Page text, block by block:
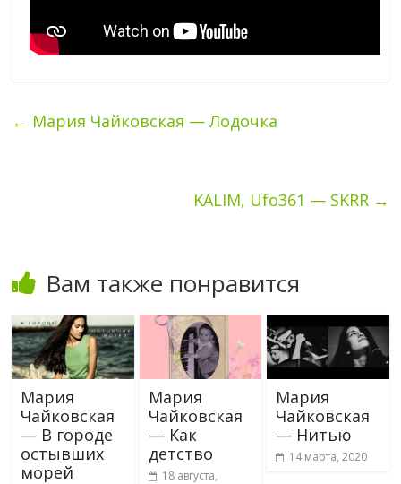
← Мария Чайковская — Лодочка
KALIM, Ufo361 — SKRR →
Вам также понравится
Мария
Чайковская
— В городе
остывших
морей
Мария
Чайковская
— Как
детство
18 августа,
Мария
Чайковская
— Нитью
14 марта, 2020